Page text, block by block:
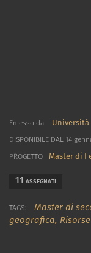
Emesso da Università
DISPONIBILE DAL 14
PROGETTO
Master di I
11 ASSEGNATI
TAGS: Master di
geografica,